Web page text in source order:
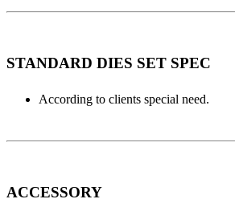
STANDARD DIES SET SPEC
According to clients special need.
ACCESSORY